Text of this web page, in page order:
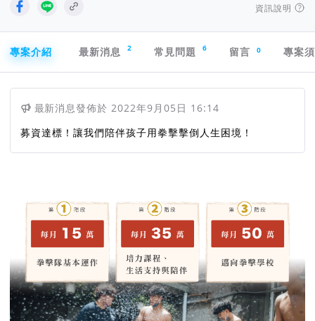
資訊說明
專案介紹
最新消息 2 常見問題 6 留言 0 專案
最新消息發佈於2022年9月05日 16:14
募資達標！讓我們陪伴孩子用拳擊擊倒人生困境！